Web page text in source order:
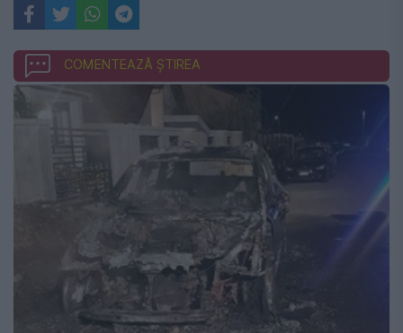
COMENTEAZĂ ȘTIREA